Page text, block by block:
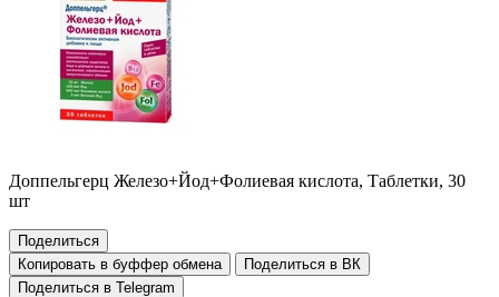
Доппельгерц Железо+Йод+Фолиевая кислота, Таблетки, 30
шт
Поделиться
Копировать в буффер обмена
Поделиться в ВК
Поделиться в Telegram